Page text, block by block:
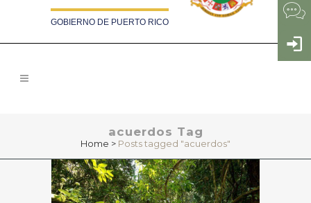
GOBIERNO DE PUERTO RICO
acuerdos Tag
Home > Posts tagged "acuerdos"